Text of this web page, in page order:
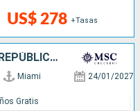
US$ 278 +Tasas
ESTADOS UNIDOS, BAHAMAS, REPÚBLICA DOMINICANA
Miami 24/01/2027
Gratis